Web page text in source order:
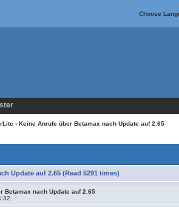
Choose
› Keine Anrufe über Betamax nach Update auf 2.65
Update auf 2.65 (Read 5291 times)
Betamax nach Update auf 2.65